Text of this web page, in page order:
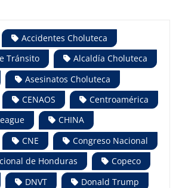
Accidentes Choluteca
Tránsito
Alcaldía Choluteca
Asesinatos Choluteca
CENAOS
Centroamérica
CHINA
CNE
Congreso Nacional
de Honduras
Copeco
DNVT
Donald Trump